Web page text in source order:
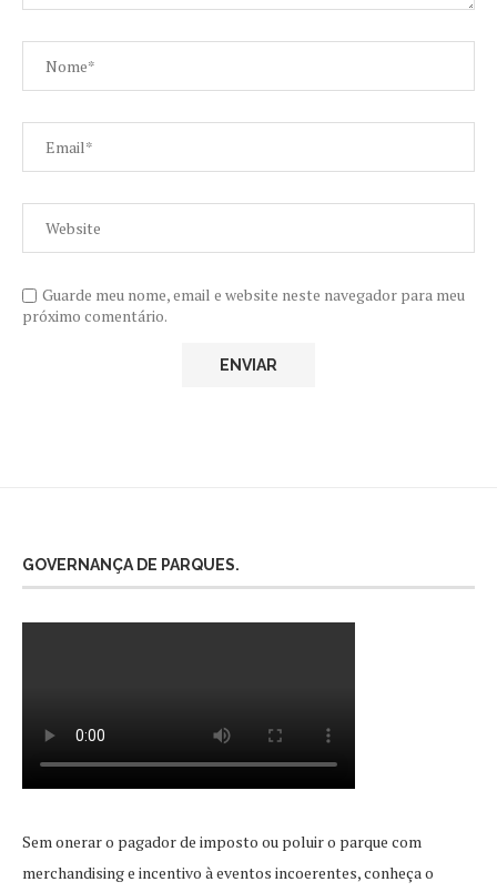
Guarde meu nome, email e website neste navegador para meu
próximo comentário.
GOVERNANÇA DE PARQUES.
Sem onerar o pagador de imposto ou poluir o parque com
merchandising e incentivo à eventos incoerentes, conheça o